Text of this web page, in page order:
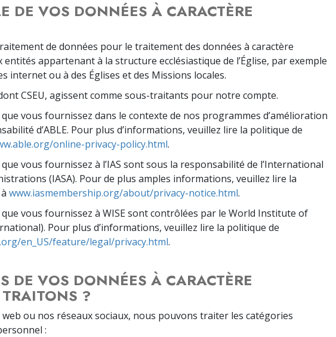
DE VOS DONNÉES À CARACTÈRE
de données pour le traitement des données à caractère
appartenant à la structure ecclésiastique de l’Église, par exemple
internet ou à des Églises et des Missions locales.
CSEU, agissent comme sous-traitants pour notre compte.
vous fournissez dans le contexte de nos programmes d’amélioration
d’ABLE. Pour plus d’informations, veuillez lire la politique de
online-privacy-policy.html.
vous fournissez à l’IAS sont sous la responsabilité de l’International
(IASA). Pour de plus amples informations, veuillez lire la
www.iasmembership.org/about/privacy-notice.html.
vous fournissez à WISE sont contrôlées par le World Institute of
Pour plus d’informations, veuillez lire la politique de
en_US/feature/legal/privacy.html.
DE VOS DONNÉES À CARACTÈRE
?
ou nos réseaux sociaux, nous pouvons traiter les catégories
: